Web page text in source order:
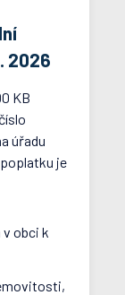
2026
KB
úřadu
je
obci k